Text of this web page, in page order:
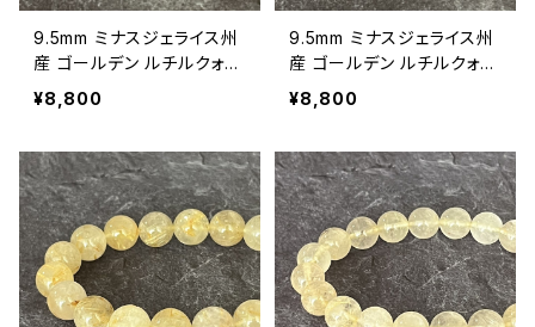
9.5mm ミナスジェライス州
産 ゴールデン ルチルクォー
ツ ブレスレット【鑑別済み・
画像現物・RT07】
¥8,800
9.5mm ミナスジェライス州
産 ゴールデン ルチルクォー
ツ ブレスレット【鑑別済み・
画像現物・RT06】
¥8,800